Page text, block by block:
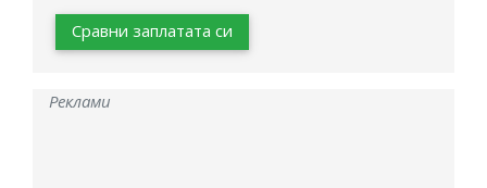
Сравни заплатата си
Реклами